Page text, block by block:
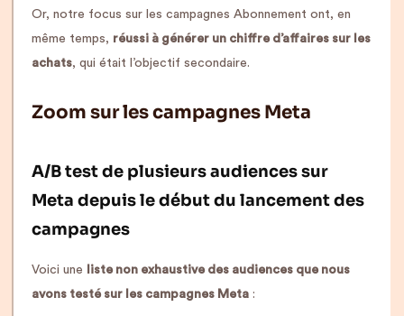
Or, notre focus sur les campagnes Abonnement ont, en
même temps, réussi à générer un chiffre d’affaires sur les
achats, qui était l’objectif secondaire.
Zoom sur les campagnes Meta
A/B test de plusieurs audiences sur
Meta depuis le début du lancement des
campagnes
Voici une
liste non exhaustive des audiences que nous
avons testé sur les campagnes Meta :